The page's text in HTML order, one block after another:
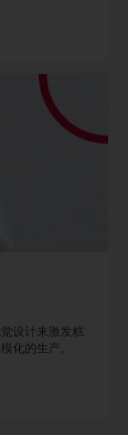
设计来激发糕
化的生产。